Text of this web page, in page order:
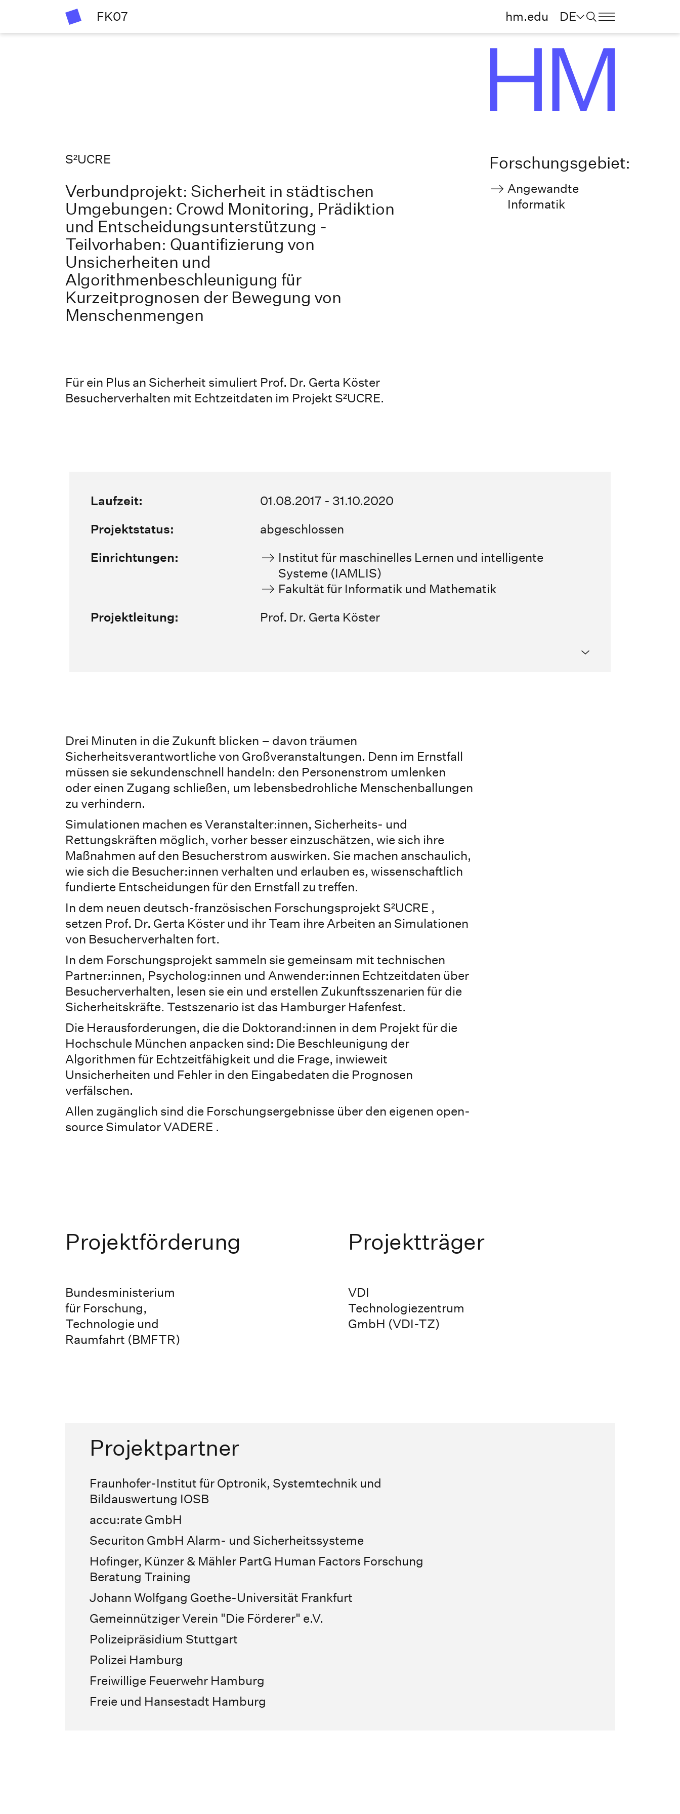
FK07 hm.edu DE
S²UCRE
Verbundprojekt: Sicherheit in städtischen
Umgebungen: Crowd Monitoring, Prädiktion
und Entscheidungsunterstützung -
Teilvorhaben: Quantifizierung von
Unsicherheiten und
Algorithmenbeschleunigung für
Kurzeitprognosen der Bewegung von
Menschenmengen
Für ein Plus an Sicherheit simuliert Prof. Dr. Gerta Köster
Besucherverhalten mit Echtzeitdaten im Projekt S²UCRE.
Forschungsgebiet:
Angewandte
Informatik
Laufzeit:
01.08.2017 - 31.10.2020
Projektstatus:
abgeschlossen
Einrichtungen:
Institut für maschinelles Lernen und intelligente
Systeme (IAMLIS)
Fakultät für Informatik und Mathematik
Projektleitung:
Prof. Dr. Gerta Köster
Drei Minuten in die Zukunft blicken – davon träumen
Sicherheitsverantwortliche von Großveranstaltungen. Denn im Ernstfall
müssen sie sekundenschnell handeln: den Personenstrom umlenken
oder einen Zugang schließen, um lebensbedrohliche Menschenballungen
zu verhindern.
Simulationen machen es Veranstalter:innen, Sicherheits- und
Rettungskräften möglich, vorher besser einzuschätzen, wie sich ihre
Maßnahmen auf den Besucherstrom auswirken. Sie machen anschaulich,
wie sich die Besucher:innen verhalten und erlauben es, wissenschaftlich
fundierte Entscheidungen für den Ernstfall zu treffen.
In dem neuen deutsch-französischen Forschungsprojekt S²UCRE ,
setzen Prof. Dr. Gerta Köster und ihr Team ihre Arbeiten an Simulationen
von Besucherverhalten fort.
In dem Forschungsprojekt sammeln sie gemeinsam mit technischen
Partner:innen, Psycholog:innen und Anwender:innen Echtzeitdaten über
Besucherverhalten, lesen sie ein und erstellen Zukunftsszenarien für die
Sicherheitskräfte. Testszenario ist das Hamburger Hafenfest.
Die Herausforderungen, die die Doktorand:innen in dem Projekt für die
Hochschule München anpacken sind: Die Beschleunigung der
Algorithmen für Echtzeitfähigkeit und die Frage, inwieweit
Unsicherheiten und Fehler in den Eingabedaten die Prognosen
verfälschen.
Allen zugänglich sind die Forschungsergebnisse über den eigenen open-
source SimulatorVADERE .
Projektförderung
Bundesministerium
für ­Forschung,
Technologie und
Raumfahrt (BMFTR)
Projektträger
VDI
Technologiezentrum
GmbH (VDI-TZ)
Projektpartner
Fraunhofer-Institut für Optronik, Systemtechnik und
Bildauswertung IOSB
accu:rate GmbH
Securiton GmbH Alarm- und Sicherheitssysteme
Hofinger, Künzer & Mähler PartG Human Factors Forschung
Beratung Training
Johann Wolfgang Goethe-Universität Frankfurt
Gemeinnütziger Verein "Die Förderer" e.V.
Polizeipräsidium Stuttgart
Polizei Hamburg
Freiwillige Feuerwehr Hamburg
Freie und Hansestadt Hamburg